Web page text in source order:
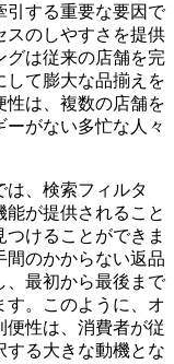
引する重要な要因で
スのしやすさを提供
グは従来の店舗を完
して膨大な品揃えを
性は、複数の店舗を
がない多忙な人々
は、検索フィルタ
が提供されること
けることができま
間のかからない返品
、最初から最後まで
す。このように、オ
便性は、消費者が従
する大きな動機とな